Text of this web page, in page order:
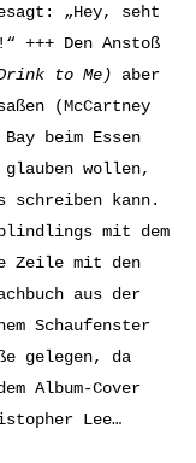
„Hey, seht
Den Anstoß
to Me) aber
(McCartney
beim Essen
glauben wollen,
schreiben kann.
mit dem
Zeile mit den
aus der
Schaufenster
gelegen, da
Album-Cover
Lee…